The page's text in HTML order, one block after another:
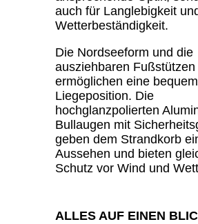
auch für Langlebigkeit
Wetterbeständigkeit.
Die Nordseeform und die
ausziehbaren Fußstützen
ermöglichen eine
Liegeposition. Die
hochglanzpolierten
Bullaugen mit
geben dem Strandkorb
Aussehen und bieten
Schutz vor Wind und
ALLES AUF EINEN